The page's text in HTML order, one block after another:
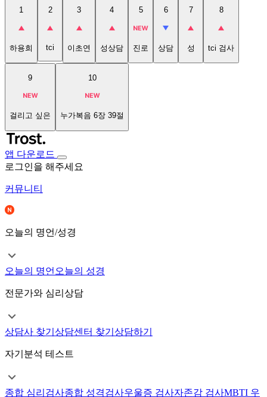
1
하용희
2
tci
3
이초연
4
성상담
5
진로
6
상담
7
성
8
tci 검사
9
걸리고 싶은
10
누가복음 6장 39절
앱 다운로드
로그인을 해주세요
커뮤니티
오늘의 명언/성경
오늘의 명언 오늘의 성경
전문가와 심리상담
상담사 찾기 상담센터 찾기 상담하기
자기분석 테스트
종합 심리검사종합 성격검사우울증 검사자존감 검사MBTI 우